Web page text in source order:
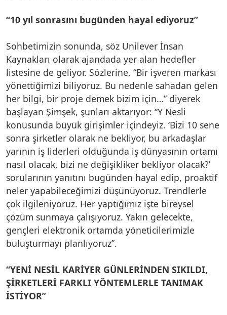
“10 yıl sonrasını bugünden hayal ediyoruz”
Sohbetimizin sonunda, söz Unilever İnsan
Kaynakları olarak ajandada yer alan hedefler
listesine de geliyor. Sözlerine, “Bir işveren markası
yönettiğimizi biliyoruz. Bu nedenle sahadan gelen
her bilgi, bir proje demek bizim için…” diyerek
başlayan Şimşek, şunları aktarıyor: “Y Nesli
konusunda büyük girişimler içindeyiz. ‘Bizi 10 sene
sonra şirketler olarak ne bekliyor, bu arkadaşlar
yarının iş liderleri olduğunda iş dünyasının ortamı
nasıl olacak, bizi ne değişikliker bekliyor olacak?’
sorularının yanıtını bugünden hayal edip, proaktif
neler yapabileceğimizi düşünüyoruz. Trendlerle
çok ilgileniyoruz. Her yaptığımız işte bireysel
çözüm sunmaya çalışıyoruz. Yakın gelecekte,
gençleri elektronik ortamda yöneticilerimizle
buluşturmayı planlıyoruz”.
“YENİ NESİL KARİYER GÜNLERİNDEN SIKILDI,
ŞİRKETLERİ FARKLI YÖNTEMLERLE TANIMAK
İSTİYOR”